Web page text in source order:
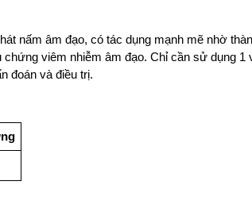
nấm âm đạo, có tác dụng mạnh mẽ nhờ
viêm nhiễm âm đạo. Chỉ cần sử dụng
đoán và điều trị.